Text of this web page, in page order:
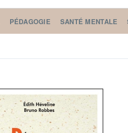
PÉDAGOGIE SANTÉ MENTALE